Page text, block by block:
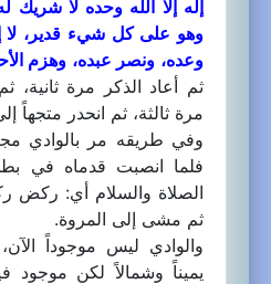
إله إلا الله وحده لا شريك
وهو على كل شيء قدير، لا
وعده، ونصر عبده، وهزم
ثم أعاد الذكر مرة ثانية،
مرة ثالثة، ثم انحدر متجهاً
وفي طريقه مر بالوادي
فلما انصبت قدماه في
الصلاة والسلام أي: ركض
ثم مشى إلى المروة.
والوادي ليس موجوداً
يميناً وشمالاً لكن موجود